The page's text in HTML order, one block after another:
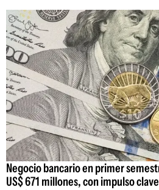
Negocio bancario en primer
US$ 671 millones, con impulso